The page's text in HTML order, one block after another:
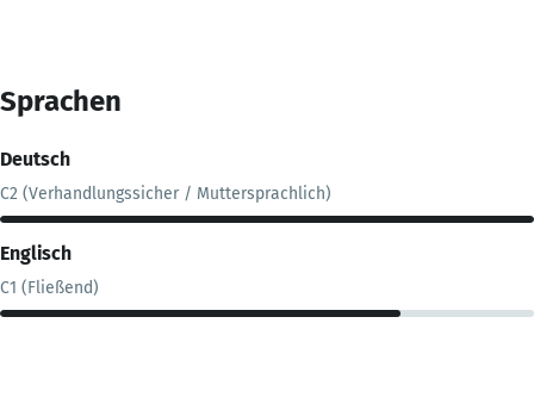
Sprachen
Deutsch
C2 (Verhandlungssicher / Muttersprachlich)
Englisch
C1 (Fließend)